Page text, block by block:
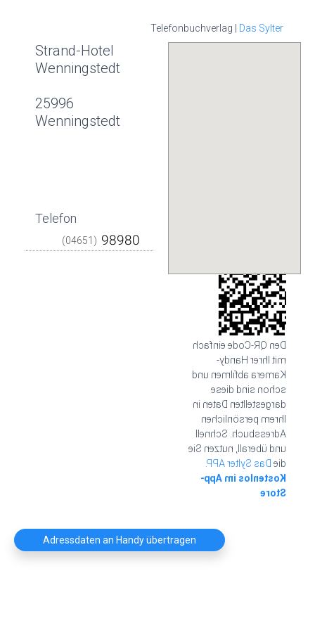
Telefonbuchverlag | Das Sylter
Strand-Hotel
Wenningstedt
25996
Wenningstedt
Telefon
(04651)
Den QR-Code einfach
mit Ihrer Handy-
Kamera abfilmen und
schon sind diese
dargestellten Daten in
Ihrem persönlichen
Adressbuch. Schnell
und überall, nutzen Sie
die
Das Sylter APP.
Kostenlos im App-
Store
Adressdaten an Handy übertragen